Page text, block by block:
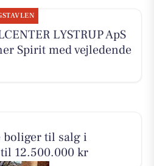
LYSTRUP ApS
Spirit med vejledende
boliger til salg i
12.500.000 kr